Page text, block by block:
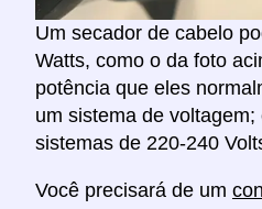
Um secador de cabelo
Watts, como o da foto
potência que eles
um sistema de
sistemas de 220-240
Você precisará de um